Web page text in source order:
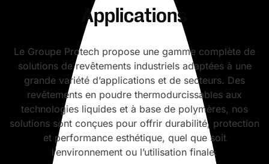
Applications
Le Groupe Protech propose une gamme complète de
solutions de revêtements industriels adaptées à une
grande variété d’applications et de secteurs. Des
revêtements en poudre thermodurcissables aux
technologies liquides et à base de polymères, nos
solutions sont conçues pour offrir durabilité, protection
et performance esthétique, quel que soit
l’environnement ou l’utilisation finale.